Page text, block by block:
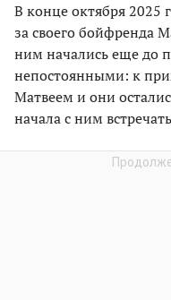
В конце октября
за своего бойфренда
ним начались еще до
непостоянными: к
Матвеем и они
начала с ним